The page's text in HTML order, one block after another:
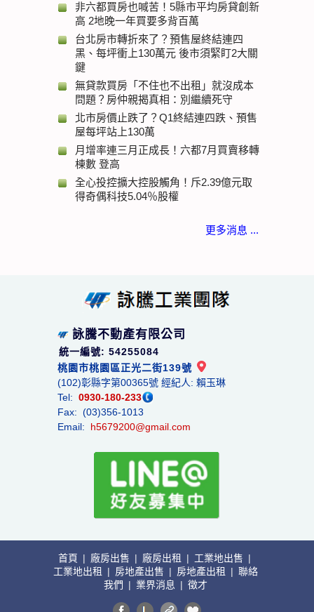
非六都買房也喊苦！5縣市平均房貸創新
高 2地晚一年買要多背百萬
台北房市轉折來了？預售屋終結連四
黑、每坪衝上130萬元 後市須緊盯2大關
鍵
無貸款買房「不住也不出租」就沒成本
問題？房仲親揭真相：別繼續死守
北市房價止跌了？Q1終結連四跌、預售
屋每坪站上130萬
月增率連三月正成長！六都7月買賣移轉
棟數 登高
全心投控擴大控股觸角！斥2.39億元取
得奇偶科技5.04％股權
更多消息 ...
詠騰不動產有限公司
統一編號: 54255084
桃園市桃園區正光二街139號
(102)彰縣字第00365號 經紀人: 賴玉琳
Tel: 0930-180-233
Fax: (03)356-1013
Email: h5679200@gmail.com
首頁 | 廠房出售 | 廠房出租 | 工業地出售 |
工業地出租
| 房地產出售 | 房地產出租 | 聯絡
我們
| 業界消息 | 徵才